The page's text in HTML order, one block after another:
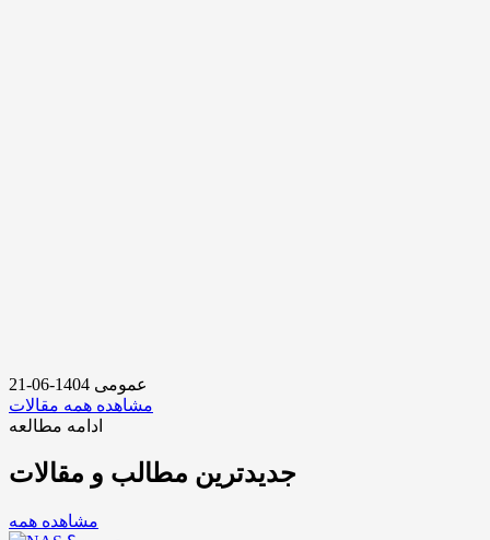
عمومی 1404-06-21
مشاهده همه مقالات
ادامه مطالعه
جدیدترین مطالب و مقالات
مشاهده همه